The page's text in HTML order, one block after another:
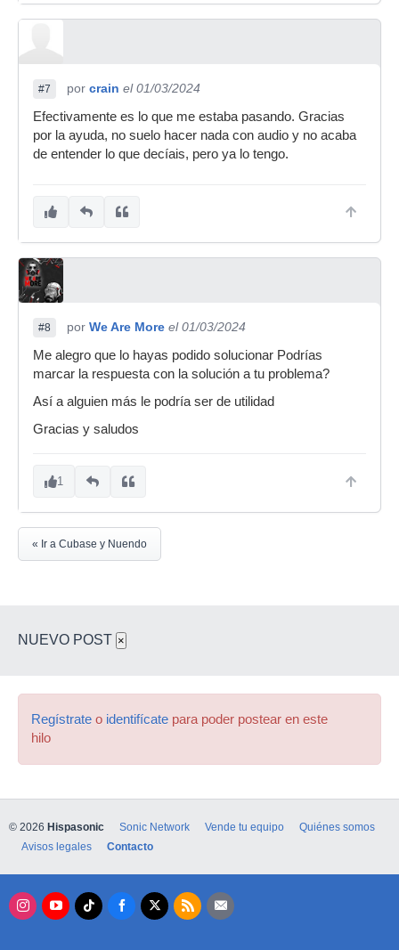
#7 por crain el 01/03/2024
Efectivamente es lo que me estaba pasando. Gracias
por la ayuda, no suelo hacer nada con audio y no acaba
de entender lo que decíais, pero ya lo tengo.
#8 por We Are More el 01/03/2024
Me alegro que lo hayas podido solucionar Podrías
marcar la respuesta con la solución a tu problema?
Así a alguien más le podría ser de utilidad
Gracias y saludos
1
« Ir a Cubase y Nuendo
NUEVO POST ×
Regístrate o identifícate para poder postear en este
hilo
© 2026 Hispasonic Sonic Network Vende tu equipo
Quiénes somos
Avisos legales
Contacto